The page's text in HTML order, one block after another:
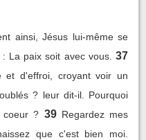
ainsi, Jésus lui-même se
La paix soit avec vous. 37
et d'effroi, croyant voir un
? leur dit-il. Pourquoi
coeur ? 39 Regardez mes
que c'est bien moi.